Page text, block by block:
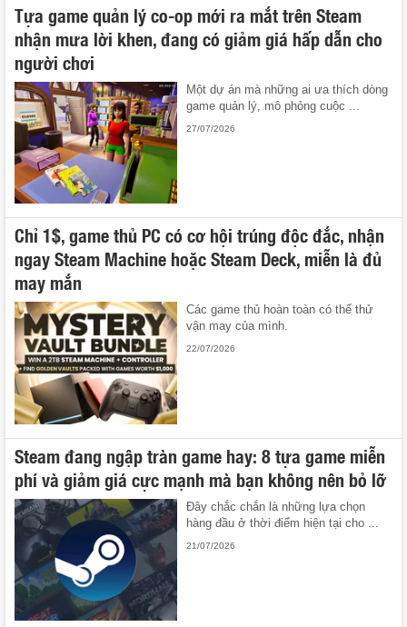
Tựa game quản lý co-op mới ra mắt trên Steam
nhận mưa lời khen, đang có giảm giá hấp dẫn cho
người chơi
Một dự án mà những ai ưa thích dòng
game quản lý, mô phỏng cuộc ...
27/07/2026
Chỉ 1$, game thủ PC có cơ hội trúng độc đắc, nhận
ngay Steam Machine hoặc Steam Deck, miễn là đủ
may mắn
Các game thủ hoàn toàn có thể thử
vận may của mình.
22/07/2026
Steam đang ngập tràn game hay: 8 tựa game miễn
phí và giảm giá cực mạnh mà bạn không nên bỏ lỡ
Đây chắc chắn là những lựa chọn
hàng đầu ở thời điểm hiện tại cho ...
21/07/2026